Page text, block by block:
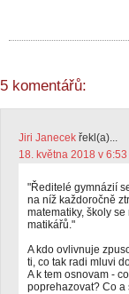
5 komentářů:
Jiri Janecek řekl(a)...
18. května 2018 v 6:53
"Ředitelé gymnázií
na níž každoročně
matematiky, školy
matikářů."
A kdo ovlivnuje
ti, co tak radi mluvi
A k tem osnovam -
poprehazovat? Co a